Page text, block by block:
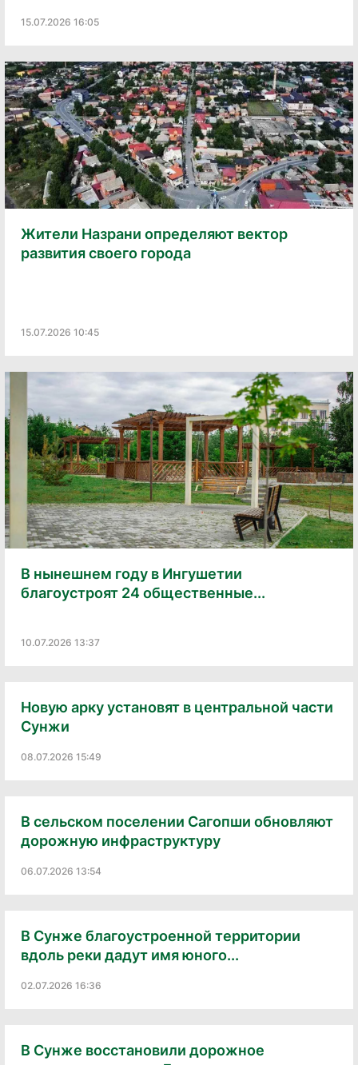
15.07.2026 16:05
Жители Назрани определяют вектор
развития своего города
15.07.2026 10:45
В нынешнем году в Ингушетии
благоустроят 24 общественные...
10.07.2026 13:37
Новую арку установят в центральной части
Сунжи
08.07.2026 15:49
В сельском поселении Сагопши обновляют
дорожную инфраструктуру
06.07.2026 13:54
В Сунже благоустроенной территории
вдоль реки дадут имя юного...
02.07.2026 16:36
В Сунже восстановили дорожное